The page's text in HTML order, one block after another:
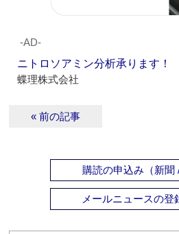
‐AD‐
ニトロソアミン分析承ります！
蝶理株式会社
« 前の記事
購読の申込み（新聞
メールニュースの登